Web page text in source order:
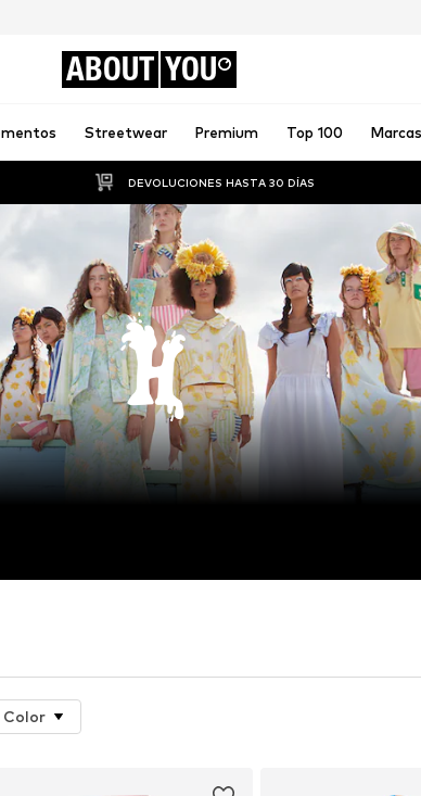
ABOUT YOU
Streetwear Premium Top 100 Marcas
DEVOLUCIONES HASTA 30 DÍAS
Color